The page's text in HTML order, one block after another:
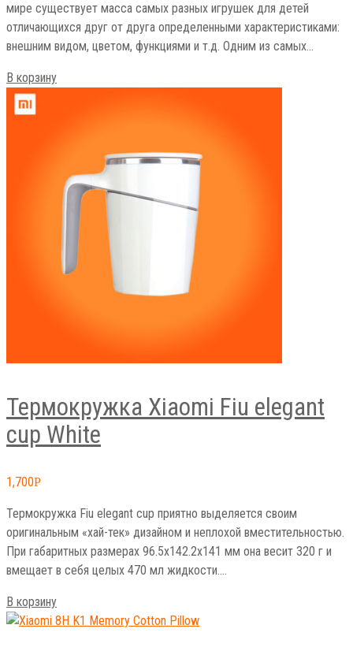
мире существует масса самых разных игрушек для детей
отличающихся друг от друга определенными характеристиками:
внешним видом, цветом, функциями и т.д. Одним из самых…
В корзину
Термокружка Xiaomi Fiu elegant
cup White
1,700Р
Термокружка Fiu elegant cup приятно выделяется своим
оригинальным «хай-тек» дизайном и неплохой вместительностью.
При габаритных размерах 96.5x142.2x141 мм она весит 320 г и
вмещает в себя целых 470 мл жидкости.…
В корзину